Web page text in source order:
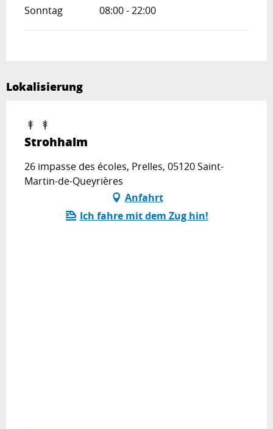
Sonntag 08:00 - 22:00
Lokalisierung
Strohhalm
26 impasse des écoles, Prelles, 05120 Saint-
Martin-de-Queyrières
Anfahrt
Ich fahre mit dem Zug hin!